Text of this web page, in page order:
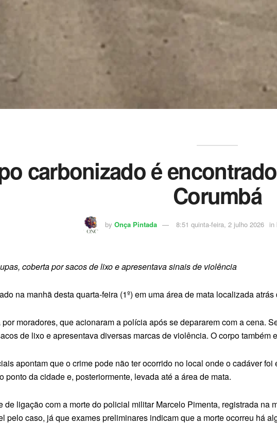
carbonizado é
Corumbá
by Onça Pintada 8:51 quinta-feira, 2 julho 2026 in
coberta por sacos de lixo e apresentava sinais de violência
na manhã desta quarta-feira (1º) em uma área de mata localizada
moradores, que acionaram a polícia após se depararem com a cena.
de lixo e apresentava diversas marcas de violência. O corpo também
apontam que o crime pode não ter ocorrido no local onde o cadáver
ponto da cidade e, posteriormente, levada até a área de mata.
de ligação com a morte do policial militar Marcelo Pimenta, registrada na
pelo caso, já que exames preliminares indicam que a morte ocorreu há